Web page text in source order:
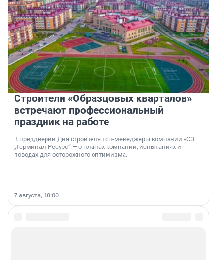
Строители «Образцовых кварталов»
встречают профессиональный
праздник на работе
В преддверии Дня строителя топ-менеджеры компании «СЗ
„Терминал-Ресурс“ — о планах компании, испытаниях и
поводах для осторожного оптимизма.
7 августа, 18:00